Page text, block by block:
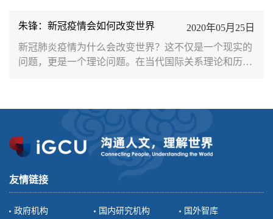
的活跃程度、教育和科学研究的普及以及制造业的高精
尖和军事实力，美国仍然是首屈一指的国家。然而，今
天对世界秩序和人类经济增长前景的潜在伤害，美国也
将大大超越其他国家。日前，美国四任前总统奥巴马、
朱锋：新冠疫情会如何改变世界
2020年05月25日
新冠肺炎疫情为什么会改变世界？这不仅是一个现实的
问题，更是一个理论问题。在当代国际关系理论和历史
新书写了人类危机和灾难叙事，改变我们对世界政治的
理论认知和历史经验。具体来说，新冠疫情正从以下四
友情链接
政府机构 国内研究机构 国外智库